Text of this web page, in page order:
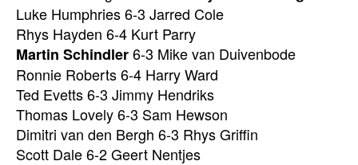
Luke Humphries 6-3 Jarred Cole
Rhys Hayden 6-4 Kurt Parry
Martin Schindler6-3 Mike van Duivenbode
Ronnie Roberts 6-4 Harry Ward
Ted Evetts 6-3 Jimmy Hendriks
Thomas Lovely 6-3 Sam Hewson
Dimitri van den Bergh 6-3 Rhys Griffin
Scott Dale 6-2 Geert Nentjes